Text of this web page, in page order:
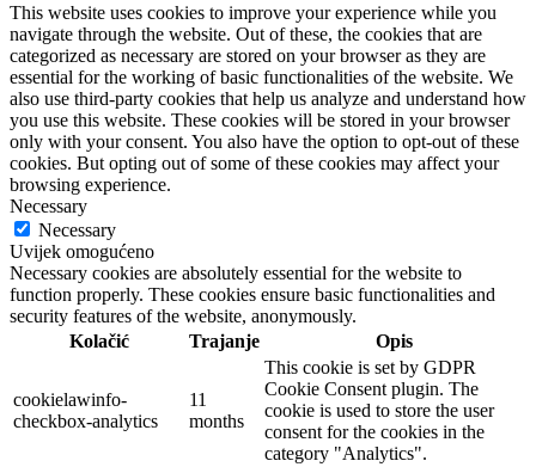
This website uses cookies to improve your experience while you
navigate through the website. Out of these, the cookies that are
categorized as necessary are stored on your browser as they are
essential for the working of basic functionalities of the website. We
also use third-party cookies that help us analyze and understand how
you use this website. These cookies will be stored in your browser
only with your consent. You also have the option to opt-out of these
cookies. But opting out of some of these cookies may affect your
browsing experience.
Necessary
Necessary
Uvijek omogućeno
Necessary cookies are absolutely essential for the website to
function properly. These cookies ensure basic functionalities and
security features of the website, anonymously.
Kolačić
Trajanje Opis
cookielawinfo-
checkbox-analytics
11
months
This cookie is set by GDPR
Cookie Consent plugin. The
cookie is used to store the user
consent for the cookies in the
category "Analytics".